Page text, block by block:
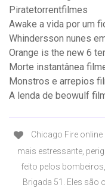
Piratetorrentfilmes
Awake a vida por um
Whindersson nunes
Orange is the new 6
Morte instantânea
Monstros e arrepios
A lenda de beowulf
Chicago Fire
mais estressante,
feito pelos
Brigada 51. Eles